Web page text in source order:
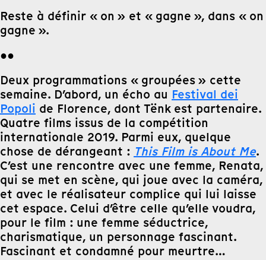
Reste à définir « on » et « gagne », dans « on
gagne ».
●●
Deux programmations « groupées » cette
semaine. D’abord, un écho au Festival dei
Popoli de Florence, dont Tënk est partenaire.
Quatre films issus de la compétition
internationale 2019. Parmi eux, quelque
chose de dérangeant : This Film is About Me.
C’est une rencontre avec une femme, Renata,
qui se met en scène, qui joue avec la caméra,
et avec le réalisateur complice qui lui laisse
cet espace. Celui d’être celle qu’elle voudra,
pour le film : une femme séductrice,
charismatique, un personnage fascinant.
Fascinant et condamné pour meurtre…